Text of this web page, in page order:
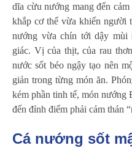
dĩa cừu nướng mang đến
khắp cơ thể vừa khiến người
nướng vừa chín tới dậy mùi
giác. Vị của thịt, của rau
nước sốt béo ngậy tạo nên
giản trong từng món ăn.
kém phần tinh tế, món
đến đỉnh điểm phải cảm thán
Cá nướng sốt